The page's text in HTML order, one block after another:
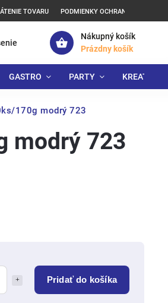
TOVARU PODMIENKY OCHRANY
Nákupný košík
Prázdny košík
GASTRO PARTY
170g modrý 723
Pridať do košíka
modrý 723